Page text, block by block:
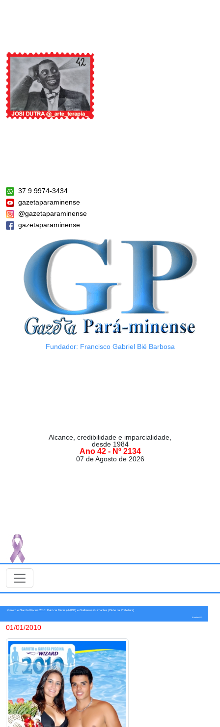
37 9 9974-3434
gazetaparaminense
@gazetaparaminense
gazetaparaminense
Fundador: Francisco Gabriel Bié Barbosa
Alcance, credibilidade e imparcialidade,
desde 1984
Ano 42 - Nº 2134
07 de Agosto de 2026
Garoto e Garota Piscina 2010: Patrícia Muniz (AABB) e Guilherme Guimarães (Clube da Prefeitura)
Eventos GP
01/01/2010